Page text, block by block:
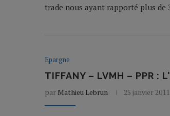
trade nous ayant rapporté plus de
Epargne
TIFFANY – LVMH – PPR :
par Mathieu Lebrun 25 janvier 2011